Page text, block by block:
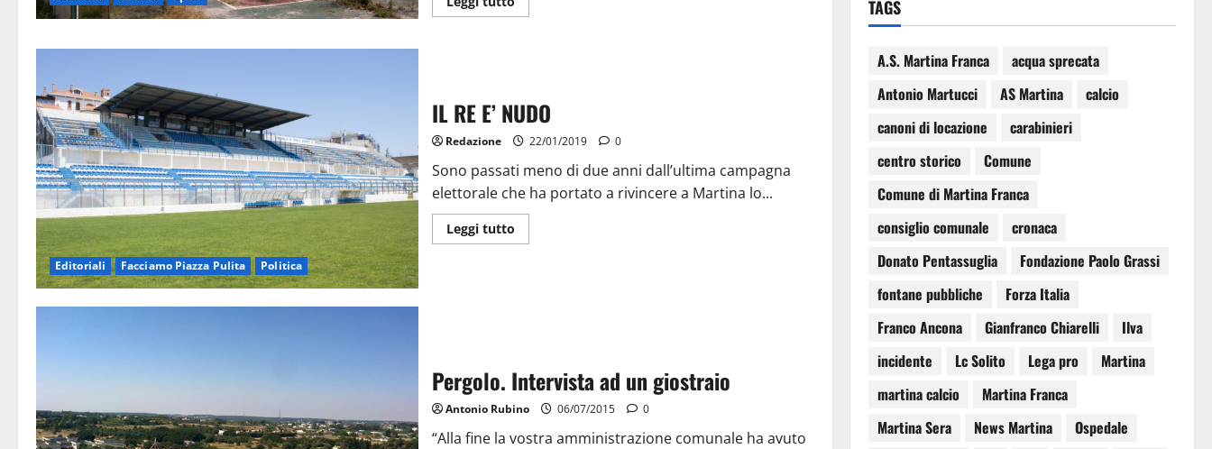
Editoriali Facciamo Piazza Pulita Politica
IL RE E’ NUDO
Redazione 22/01/2019 0
Sono passati meno di due anni dall’ultima campagna
elettorale che ha portato a rivincere a Martina lo...
Leggi tutto
Pergolo. Intervista ad un giostraio
Antonio Rubino 06/07/2015 0
“Alla fine la vostra amministrazione comunale ha avuto
TAGS
A.S. Martina Franca
acqua sprecata
Antonio Martucci
AS Martina
calcio
canoni di locazione
carabinieri
centro storico
Comune
Comune di Martina Franca
consiglio comunale
cronaca
Donato Pentassuglia
Fondazione Paolo Grassi
fontane pubbliche
Forza Italia
Franco Ancona
Gianfranco Chiarelli
Ilva
incidente
Lc Solito Lega pro
Martina
martina calcio
Martina Franca
Martina Sera
News Martina
Ospedale